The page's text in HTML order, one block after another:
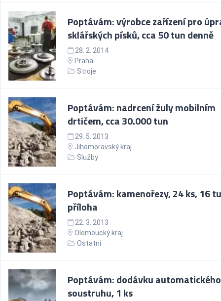
Poptávám: výrobce zařízení pro
sklářských písků, cca 50 tun denně
28. 2. 2014
Praha
Stroje
Poptávám: nadrcení žuly mobilním
drtičem, cca 30.000 tun
29. 5. 2013
Jihomoravský kraj
Služby
Poptávám: kamenořezy, 24 ks, 16
příloha
22. 3. 2013
Olomoucký kraj
Ostatní
Poptávám: dodávku automatického
soustruhu, 1 ks